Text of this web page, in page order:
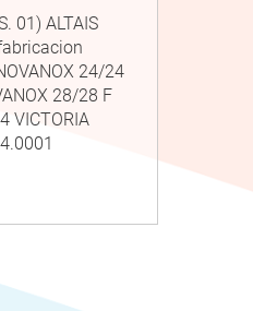
01) ALTAIS
24/24
28/28 F
VICTORIA